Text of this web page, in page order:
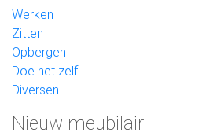
Werken
Zitten
Opbergen
Doe het zelf
Diversen
Nieuw meubilair